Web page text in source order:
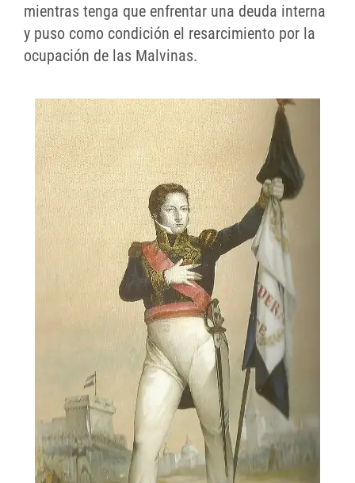
mientras tenga que enfrentar una deuda interna
y puso como condición el resarcimiento por la
ocupación de las Malvinas.